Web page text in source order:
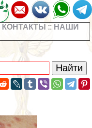
КОНТАКТЫ :: НАШИ